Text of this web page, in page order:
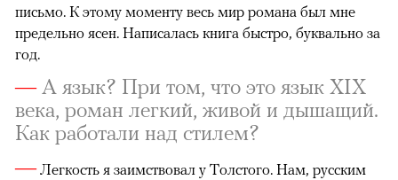
письмо. К этому моменту весь мир романа был мне
предельно ясен. Написалась книга быстро, буквально за
год.
—А язык? При том, что это язык XIX
века, роман легкий, живой и дышащий.
Как работали над стилем?
—Легкость я заимствовал у Толстого. Нам, русским